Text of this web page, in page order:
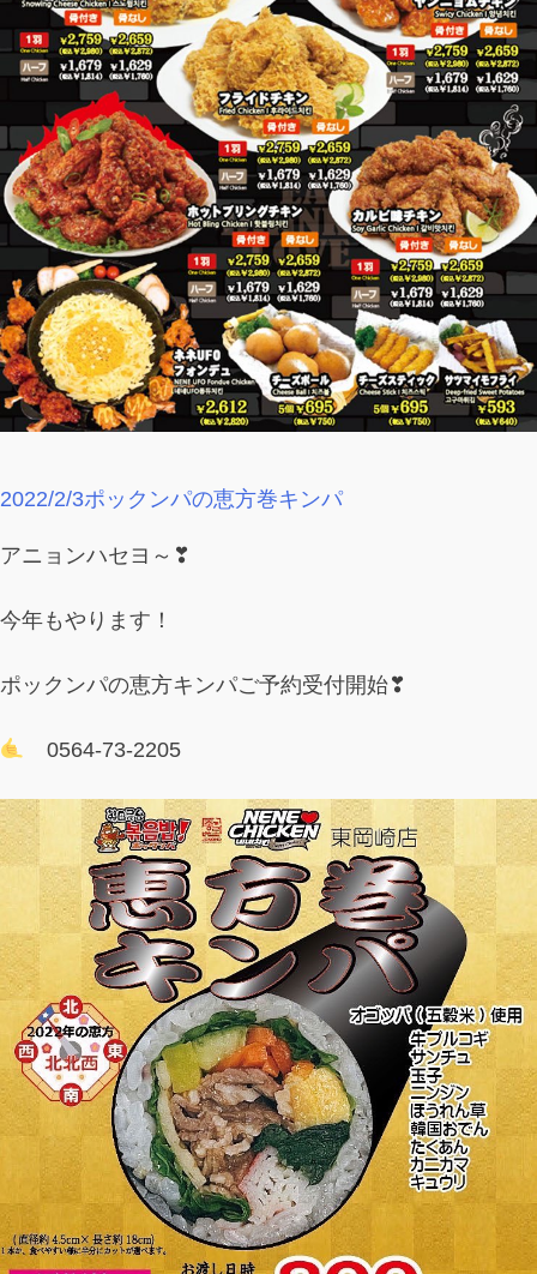
2022/2/3ポックンパの恵方巻キンパ
アニョンハセヨ～❣
今年もやります！
ポックンパの恵方キンパご予約受付開始❣
0564-73-2205